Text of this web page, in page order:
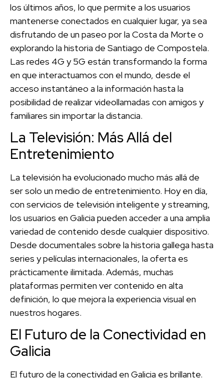
los últimos años, lo que permite a los usuarios
mantenerse conectados en cualquier lugar, ya sea
disfrutando de un paseo por la Costa da Morte o
explorando la historia de Santiago de Compostela.
Las redes 4G y 5G están transformando la forma
en que interactuamos con el mundo, desde el
acceso instantáneo a la información hasta la
posibilidad de realizar videollamadas con amigos y
familiares sin importar la distancia.
La Televisión: Más Allá del
Entretenimiento
La televisión ha evolucionado mucho más allá de
ser solo un medio de entretenimiento. Hoy en día,
con servicios de televisión inteligente y streaming,
los usuarios en Galicia pueden acceder a una amplia
variedad de contenido desde cualquier dispositivo.
Desde documentales sobre la historia gallega hasta
series y películas internacionales, la oferta es
prácticamente ilimitada. Además, muchas
plataformas permiten ver contenido en alta
definición, lo que mejora la experiencia visual en
nuestros hogares.
El Futuro de la Conectividad en
Galicia
El futuro de la conectividad en Galicia es brillante.